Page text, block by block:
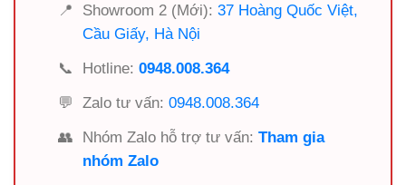
📍
Showroom 2 (Mới): 37 Hoàng Quốc Việt,
Cầu Giấy, Hà Nội
📞
Hotline: 0948.008.364
💬
Zalo tư vấn: 0948.008.364
👥
Nhóm Zalo hỗ trợ tư vấn: Tham gia
nhóm Zalo